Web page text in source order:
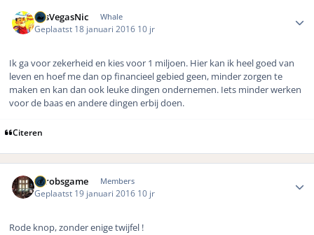
LasVegasNic Whale
Geplaatst 18 januari 2016 10 jr
Ik ga voor zekerheid en kies voor 1 miljoen. Hier kan ik heel goed van
leven en hoef me dan op financieel gebied geen, minder zorgen te
maken en kan dan ook leuke dingen ondernemen. Iets minder werken
voor de baas en andere dingen erbij doen.
Citeren
eurobsgame Members
Geplaatst 19 januari 2016 10 jr
Rode knop, zonder enige twijfel !